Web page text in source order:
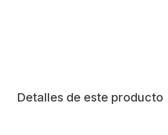
Detalles de este producto